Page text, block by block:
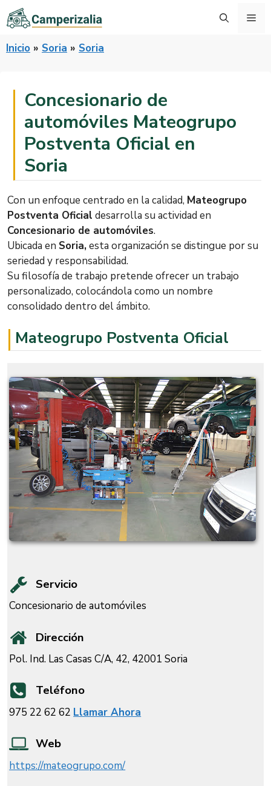
Saltar
al
Inicio » Soria » Soria
Concesionario de
automóviles Mateogrupo
Postventa Oficial en
Soria
Con un enfoque centrado en la calidad, Mateogrupo
Postventa Oficial desarrolla su actividad en
Concesionario de automóviles.
Ubicada en Soria,esta organización se distingue por su
seriedad y responsabilidad.
Su filosofía de trabajo pretende ofrecer un trabajo
personalizado, colocándola como un nombre
consolidado dentro del ámbito.
Mateogrupo Postventa Oficial
Servicio
Concesionario de automóviles
Dirección
Pol. Ind. Las Casas C/A, 42, 42001 Soria
Teléfono
975 22 62 62 Llamar Ahora
Web
https://mateogrupo.com/